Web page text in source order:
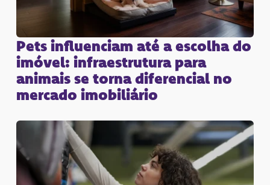
Pets influenciam até a escolha do
imóvel: infraestrutura para
animais se torna diferencial no
mercado imobiliário